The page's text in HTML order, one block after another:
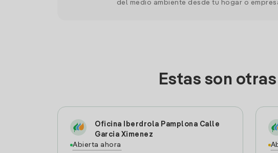
del medio ambiente desde tu hogar o
Estas son
Oficina Iberdrola Pamplona Calle
Garcia Ximenez
Abierta ahora